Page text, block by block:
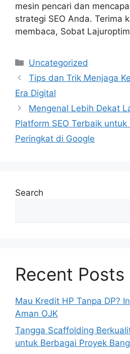
mesin pencari dan
strategi SEO Anda. Terima
membaca, Sobat
Categories
Uncategorized
Tips dan Trik Menjaga
Era Digital
Mengenal Lebih Dekat
Platform SEO Terbaik
Peringkat di Google
Search
Recent Posts
Mau Kredit HP Tanpa DP?
Aman OJK
Tangga Scaffolding
untuk Berbagai Proyek